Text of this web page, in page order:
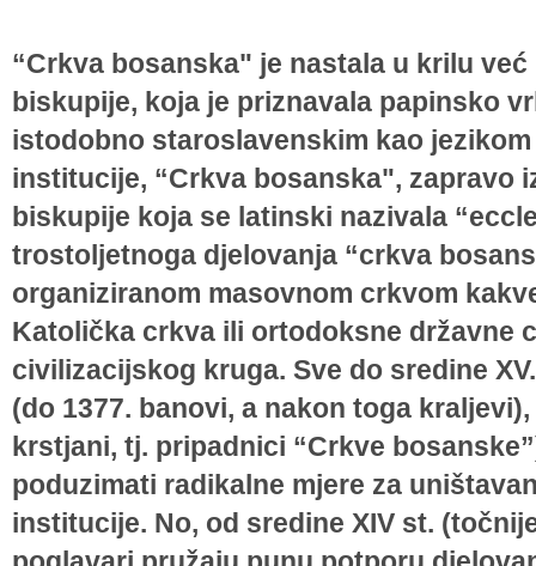
“Crkva bosanska" je nastala u krilu
biskupije, koja je priznavala papinsko
istodobno staroslavenskim kao
institucije, “Crkva bosanska", zapravo
biskupije koja se latinski nazivala
trostoljetnoga djelovanja “crkva
organiziranom masovnom crkvom
Katolička crkva ili ortodoksne državne
civilizacijskog kruga. Sve do sredine
(do 1377. banovi, a nakon toga
krstjani, tj. pripadnici “Crkve
poduzimati radikalne mjere za
institucije. No, od sredine XIV st.